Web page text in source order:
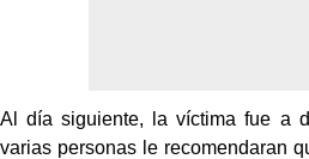
Al día siguiente, la víctima fue a
varias personas le recomendaran